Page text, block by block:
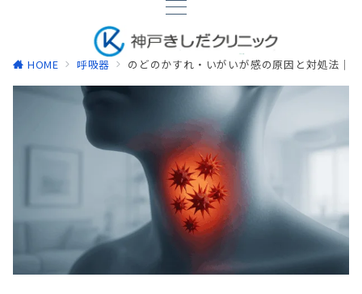
HOME 呼吸器 のどのかすれ・いがいが感の原因と対処法｜